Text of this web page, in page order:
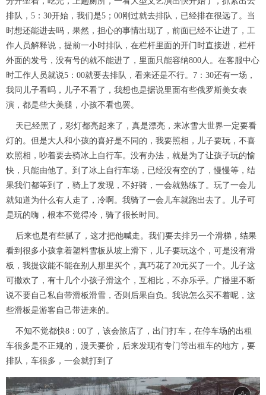
排队，5：30开始，我们是5；00刚过就去排队，已经排在很远了。当
时想还能进去吗，果然，担心的事情出现了，前面已经不让进了，工
作人员解释说，提前一小时排队，在栏杆里面的开门时直接进，栏杆
外面的发号，没有号的就不能进了，里面只能容纳800人。在客服中心
时工作人员就说5：00就要去排队，看来还是不行。7：30还有一场，
我问儿子看吗，儿子不看了，我想也是据说里面有些俄罗斯美女表
演，都是些大美腿，小孩不看也罢。
天已经黑了，彩灯都亮起来了，真是漂亮，来冰雪大世界一定要看
灯的。但是大人和小孩的喜好是不同的，我要照相，儿子要玩，不喜
欢照相，吵着要去骑冰上自行车。没有办法，就是为了让孩子玩的愉
快，只能由他了。到了冰上自行车场，已经没有空的了，慢慢等，结
果我们都等到了，骑上了发现，不好骑，一会就熟练了。玩了一会儿
就知道为什么有人走了，冷啊。我骑了一会儿车就跑出去了。儿子可
是玩的嗨，根本不觉得冷，骑了很长时间。
后来也是有些腻了，这才把他喊走。我们要去排另一个滑梯，结果
看到很多小孩拿着塑料雪板从坡上滑下，儿子要玩这个，可是没有滑
板，我提议能不能在别人那里买个，真巧花了20元买了一个。儿子这
可撒欢了，有十几个小孩子滑这个，互相比，不亦乐乎。广播里不断
说不要自己私自带滑板滑雪，否则后果自负。我说怎么买不着呢，这
些滑板是游客自己带进来的。
不知不觉都快8：00了，该会旅店了，出门打车，在停车场的出租
车很多是不正规的，漫天要价，后来发现有专门等出租车的地方，要
排队，车很多，一会就打到了